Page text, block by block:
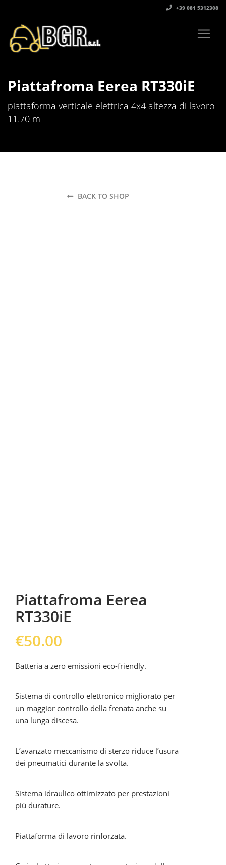
+39 081 5312308‬
Piattafroma Eerea RT330iE
piattaforma verticale elettrica 4x4 altezza di lavoro
11.70 m
BACK TO SHOP
Piattafroma Eerea
RT330iE
€50.00
Batteria a zero emissioni eco-friendly.
Sistema di controllo elettronico migliorato per
un maggior controllo della frenata anche su
una lunga discesa.
L’avanzato meccanismo di sterzo riduce l’usura
dei pneumatici durante la svolta.
Sistema idraulico ottimizzato per prestazioni
più durature.
Piattaforma di lavoro rinforzata.